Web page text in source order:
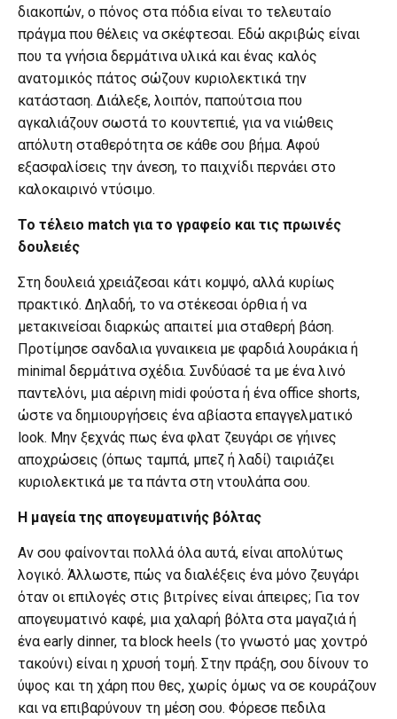
διακοπών, ο πόνος στα πόδια είναι το τελευταίο
πράγμα που θέλεις να σκέφτεσαι. Εδώ ακριβώς είναι
που τα γνήσια δερμάτινα υλικά και ένας καλός
ανατομικός πάτος σώζουν κυριολεκτικά την
κατάσταση. Διάλεξε, λοιπόν, παπούτσια που
αγκαλιάζουν σωστά το κουντεπιέ, για να νιώθεις
απόλυτη σταθερότητα σε κάθε σου βήμα. Αφού
εξασφαλίσεις την άνεση, το παιχνίδι περνάει στο
καλοκαιρινό ντύσιμο.
Το τέλειο match για το γραφείο και τις πρωινές
δουλειές
Στη δουλειά χρειάζεσαι κάτι κομψό, αλλά κυρίως
πρακτικό. Δηλαδή, το να στέκεσαι όρθια ή να
μετακινείσαι διαρκώς απαιτεί μια σταθερή βάση.
Προτίμησε σανδαλια γυναικεια με φαρδιά λουράκια ή
minimal δερμάτινα σχέδια. Συνδύασέ τα με ένα λινό
παντελόνι, μια αέρινη midi φούστα ή ένα office shorts,
ώστε να δημιουργήσεις ένα αβίαστα επαγγελματικό
look. Μην ξεχνάς πως ένα φλατ ζευγάρι σε γήινες
αποχρώσεις (όπως ταμπά, μπεζ ή λαδί) ταιριάζει
κυριολεκτικά με τα πάντα στη ντουλάπα σου.
Η μαγεία της απογευματινής βόλτας
Αν σου φαίνονται πολλά όλα αυτά, είναι απολύτως
λογικό. Άλλωστε, πώς να διαλέξεις ένα μόνο ζευγάρι
όταν οι επιλογές στις βιτρίνες είναι άπειρες; Για τον
απογευματινό καφέ, μια χαλαρή βόλτα στα μαγαζιά ή
ένα early dinner, τα block heels (το γνωστό μας χοντρό
τακούνι) είναι η χρυσή τομή. Στην πράξη, σου δίνουν το
ύψος και τη χάρη που θες, χωρίς όμως να σε κουράζουν
και να επιβαρύνουν τη μέση σου. Φόρεσε πεδιλα